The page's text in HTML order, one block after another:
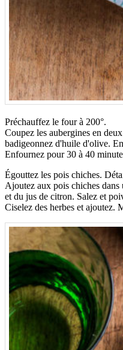
Préchauffez le four à 200°.
Coupez les aubergines en
badigeonnez d'huile d'olive.
Enfournez pour 30 à 40
Égouttez les pois chiches.
Ajoutez aux pois chiches
et du jus de citron. Salez et
Ciselez des herbes et ajoutez.